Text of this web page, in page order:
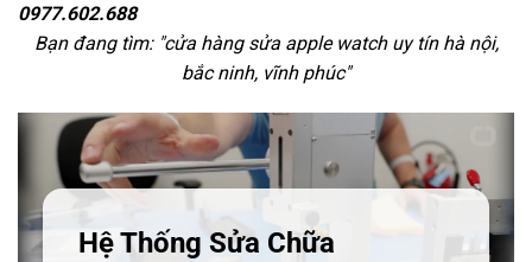
0977.602.688
Bạn đang tìm: "cửa hàng sửa apple watch uy tín hà nội,
bắc ninh, vĩnh phúc"
Hệ Thống Sửa Chữa